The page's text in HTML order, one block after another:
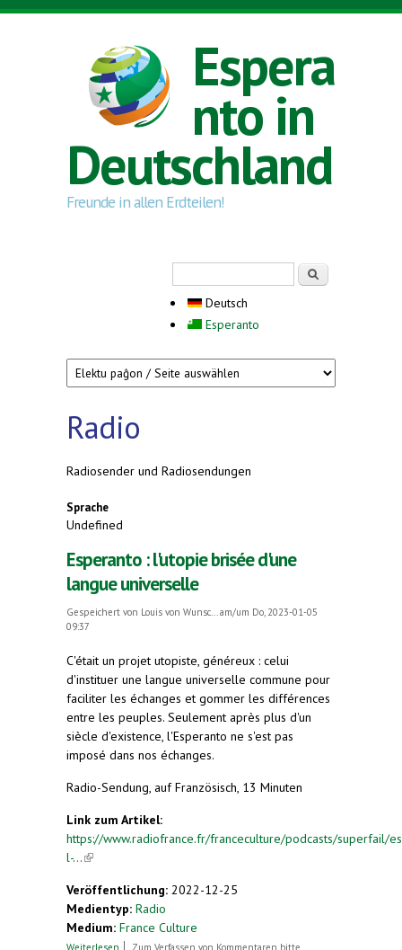
Direkt zum Inhalt
Espera
nto in
Deutschland
Freunde in allen Erdteilen!
Deutsch
Esperanto
Radio
Radiosender und Radiosendungen
Sprache
Undefined
Esperanto : l'utopie brisée d'une
langue universelle
Gespeichert von Louis von Wunsc...
am/um Do, 2023-01-05
09:37
C'était un projet utopiste, généreux : celui
d'instituer une langue universelle commune pour
faciliter les échanges et gommer les différences
entre les peuples. Seulement après plus d'un
siècle d'existence, l'Esperanto ne s'est pas
imposé dans nos échanges.
Radio-Sendung, auf Französisch, 13 Minuten
Link zum Artikel:
https://www.radiofrance.fr/franceculture/podcasts/superfail/
l-...(link is external)
Veröffentlichung: 2022-12-25
Medientyp: Radio
Medium: France Culture
Weiterlesen über Esperanto : l'utopie brisée d'une langue
Zum Verfassen von Kommentaren bitte